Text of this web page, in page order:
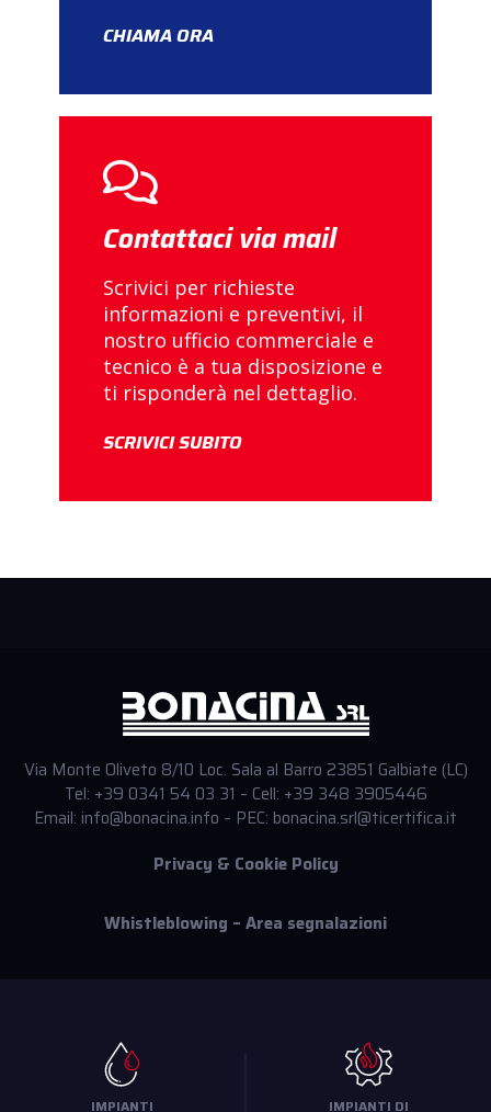
CHIAMA ORA
Contattaci via mail
Scrivici per richieste
informazioni e preventivi, il
nostro ufficio commerciale e
tecnico è a tua disposizione e
ti risponderà nel dettaglio.
SCRIVICI SUBITO
Via Monte Oliveto 8/10 Loc. Sala al Barro 23851 Galbiate (LC)
Tel: +39 0341 54 03 31 – Cell: +39 348 3905446
Email: info@bonacina.info – PEC: bonacina.srl@ticertifica.it
Privacy & Cookie Policy
Whistleblowing – Area segnalazioni
IMPIANTI IMPIANTI DI